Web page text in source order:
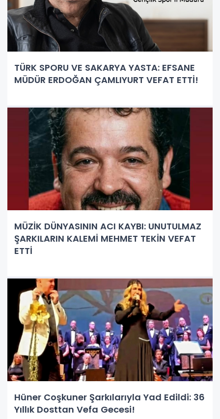
TÜRK SPORU VE SAKARYA YASTA: EFSANE
MÜDÜR ERDOĞAN ÇAMLIYURT VEFAT ETTİ!
MÜZİK DÜNYASININ ACI KAYBI: UNUTULMAZ
ŞARKILARIN KALEMİ MEHMET TEKİN VEFAT
ETTİ
Hüner Coşkuner Şarkılarıyla Yad Edildi: 36
Yıllık Dosttan Vefa Gecesi!